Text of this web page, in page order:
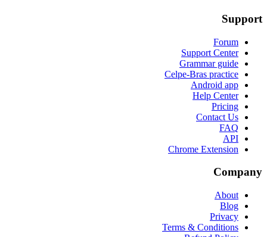
Support
Forum
Support Center
Grammar guide
Celpe-Bras practice
Android app
Help Center
Pricing
Contact Us
FAQ
API
Chrome Extension
Company
About
Blog
Privacy
Terms & Conditions